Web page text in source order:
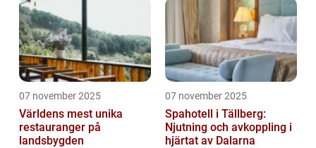
07 november 2025
Världens mest unika
restauranger på
landsbygden
07 november 2025
Spahotell i Tällberg:
Njutning och avkoppling i
hjärtat av Dalarna